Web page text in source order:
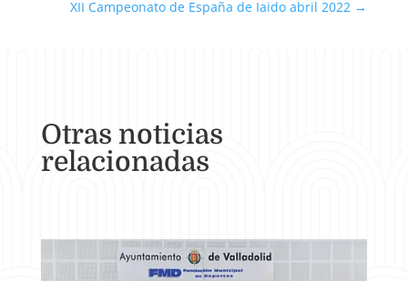
XII Campeonato de España de Iaido abril 2022 →
Otras noticias
relacionadas